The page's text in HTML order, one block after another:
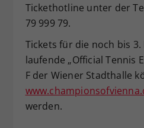
Tickethotline unter der
79 999 79.
Tickets für die noch bis
laufende „Official Tennis
F der Wiener Stadthalle
werden.